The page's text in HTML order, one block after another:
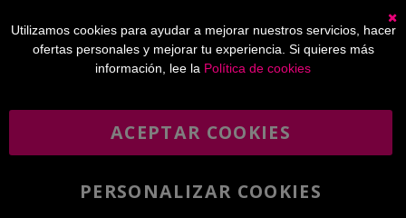
Horario de Atención al cliente:
De lunes a jueves de 8:00 a 17:00,
Viernes de 8:00 a 15:00
informativo
He leído y acepto lapolítica de privacidad
Utilizamos cookies para ayudar a mejorar nuestros servicios, hacer
ofertas personales y mejorar tu experiencia. Si quieres más
información, lee la Política de cookies
ACEPTAR COOKIES
PERSONALIZAR COOKIES